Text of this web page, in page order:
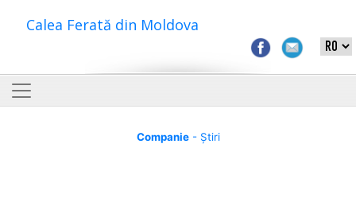
Calea Ferată din Moldova
Companie- Știri